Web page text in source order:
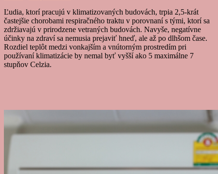
Ľudia, ktorí pracujú v klimatizovaných budovách, trpia 2,5-krát
častejšie chorobami respiračného traktu v porovnaní s tými, ktorí sa
zdržiavajú v prirodzene vetraných budovách. Navyše, negatívne
účinky na zdraví sa nemusia prejaviť hneď, ale až po dlhšom čase.
Rozdiel teplôt medzi vonkajším a vnútorným prostredím pri
používaní klimatizácie by nemal byť vyšší ako 5 maximálne 7
stupňov Celzia.